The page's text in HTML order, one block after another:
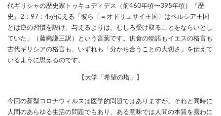
代ギリシャの歴史家トゥキュディデス（前460年頃〜395年頃）『歴
史』 2 ： 97 ： 4が伝える「彼ら〔＝オドリュサイ王国〕はペルシア王国
とは逆の習慣を設け、与えるよりは、むしろ受け取ることをならいとし
ていた」（藤縄謙三訳）という言葉です。供食の物語もイエスの格言も
古代ギリシアの格言も、いずれも「分かち合うことの大切さ」を伝えて
いるように思えるのです。
【大学「希望の塔」】
今回の新型コロナウィルスは医学的問題ではありますが、それと同時に
人間のあらゆる生活の問題でもあり、ある意味では人間の本質を露わに